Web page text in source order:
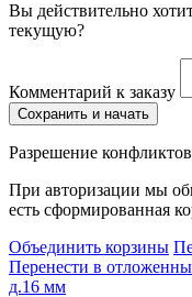
Вы действительно
текущую?
Комментарий к заказу
Сохранить и начать
Разрешение конфликтов
При авторизации мы
есть сформированная
Объединить корзины
Перенести в
д.16 мм